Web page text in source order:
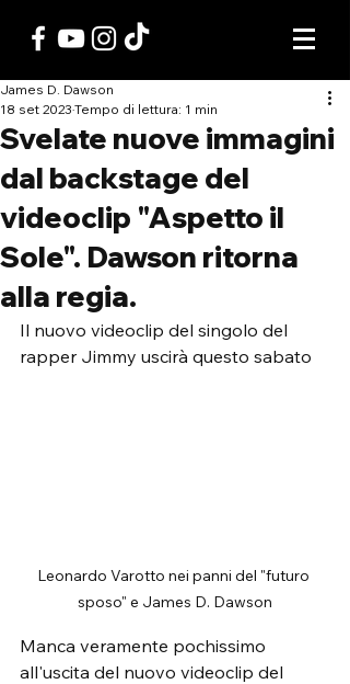
Svelate nuove immagini
dal backstage del
videoclip "Aspetto il
Sole". Dawson ritorna
alla regia.
James D. Dawson
18 set 2023 Tempo di lettura: 1 min
Il nuovo videoclip del singolo del
rapper Jimmy uscirà questo sabato
Leonardo Varotto nei panni del "futuro
sposo" e James D. Dawson
Manca veramente pochissimo
all'uscita del nuovo videoclip del